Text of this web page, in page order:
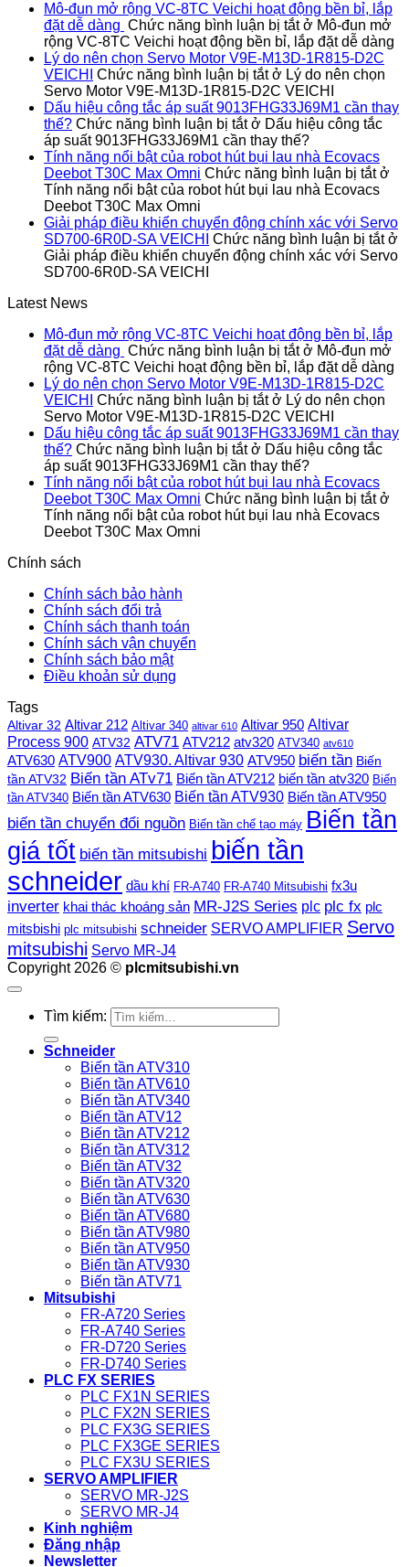
Mô-đun mở rộng VC-8TC Veichi hoạt động bền bỉ, lắp
đặt dễ dàng Chức năng bình luận bị tắtở Mô-đun mở
rộng VC-8TC Veichi hoạt động bền bỉ, lắp đặt dễ dàng
Lý do nên chọn Servo Motor V9E-M13D-1R815-D2C
VEICHI
Chức năng bình luận bị tắtở Lý do nên chọn
Servo Motor V9E-M13D-1R815-D2C VEICHI
Dấu hiệu công tắc áp suất 9013FHG33J69M1 cần thay
thế? Chức năng bình luận bị tắtở Dấu hiệu công tắc
áp suất 9013FHG33J69M1 cần thay thế?
Tính năng nổi bật của robot hút bụi lau nhà Ecovacs
Deebot T30C Max Omni Chức năng bình luận bị tắtở
Tính năng nổi bật của robot hút bụi lau nhà Ecovacs
Deebot T30C Max Omni
Giải pháp điều khiển chuyển động chính xác với Servo
SD700-6R0D-SA VEICHI
Chức năng bình luận bị tắtở
Giải pháp điều khiển chuyển động chính xác với Servo
SD700-6R0D-SA VEICHI
Latest News
Mô-đun mở rộng VC-8TC Veichi hoạt động bền bỉ, lắp
đặt dễ dàng Chức năng bình luận bị tắtở Mô-đun mở
rộng VC-8TC Veichi hoạt động bền bỉ, lắp đặt dễ dàng
Lý do nên chọn Servo Motor V9E-M13D-1R815-D2C
VEICHI
Chức năng bình luận bị tắtở Lý do nên chọn
Servo Motor V9E-M13D-1R815-D2C VEICHI
Dấu hiệu công tắc áp suất 9013FHG33J69M1 cần thay
thế? Chức năng bình luận bị tắtở Dấu hiệu công tắc
áp suất 9013FHG33J69M1 cần thay thế?
Tính năng nổi bật của robot hút bụi lau nhà Ecovacs
Deebot T30C Max Omni Chức năng bình luận bị tắtở
Tính năng nổi bật của robot hút bụi lau nhà Ecovacs
Deebot T30C Max Omni
Chính sách
Chính sách bảo hành
Chính sách đổi trả
Chính sách thanh toán
Chính sách vận chuyển
Chính sách bảo mật
Điều khoản sử dụng
Tags
Altivar 32 Altivar 212 Altivar 340 altivar 610 Altivar 950 Altivar
Process 900 ATV32 ATV71 ATV212 atv320 ATV340 atv610
ATV630 ATV900 ATV930. Altivar 930 ATV950 biến tần Biến
tần ATV32 Biến tần ATv71 Biến tần ATV212 biến tần atv320 Biến
tần ATV340 Biến tần ATV630 Biến tần ATV930 Biến tần ATV950
biến tần chuyển đổi nguồn Biến tần chế tạo máy Biến tần
giá tốt biến tần mitsubishi biến tần
schneider dầu khí FR-A740 FR-A740 Mitsubishi fx3u
inverter khai thác khoáng sản MR-J2S Series plc plc fx plc
mitsbishi plc mitsubishi schneider SERVO AMPLIFIER Servo
mitsubishi Servo MR-J4
Copyright 2026 © plcmitsubishi.vn
Tìm kiếm:
Schneider
Biến tần ATV310
Biến tần ATV610
Biến tần ATV340
Biến tần ATV12
Biến tần ATV212
Biến tần ATV312
Biến tần ATV32
Biến tần ATV320
Biến tần ATV630
Biến tần ATV680
Biến tần ATV980
Biến tần ATV950
Biến tần ATV930
Biến tần ATV71
Mitsubishi
FR-A720 Series
FR-A740 Series
FR-D720 Series
FR-D740 Series
PLC FX SERIES
PLC FX1N SERIES
PLC FX2N SERIES
PLC FX3G SERIES
PLC FX3GE SERIES
PLC FX3U SERIES
SERVO AMPLIFIER
SERVO MR-J2S
SERVO MR-J4
Kinh nghiệm
Đăng nhập
Newsletter